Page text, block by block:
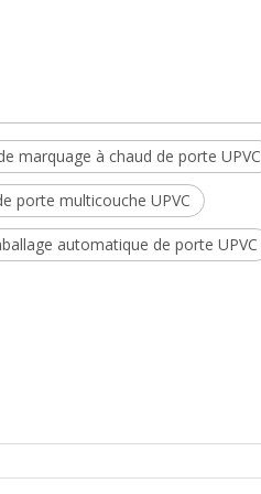
marquage à chaud de porte UPVC
porte multicouche UPVC
automatique de porte UPVC